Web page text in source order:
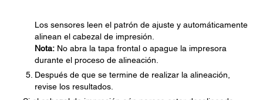
Los sensores leen el patrón de ajuste y automáticamente
alinean el cabezal de impresión.
Nota: No abra la tapa frontal o apague la impresora
durante el proceso de alineación.
Después de que se termine de realizar la alineación,
revise los resultados.